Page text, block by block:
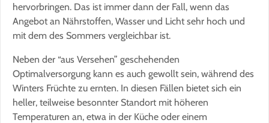
hervorbringen. Das ist immer dann der Fall, wenn das
Angebot an Nährstoffen, Wasser und Licht sehr hoch und
mit dem des Sommers vergleichbar ist.
Neben der “aus Versehen” geschehenden
Optimalversorgung kann es auch gewollt sein, während des
Winters Früchte zu ernten. In diesen Fällen bietet sich ein
heller, teilweise besonnter Standort mit höheren
Temperaturen an, etwa in der Küche oder einem